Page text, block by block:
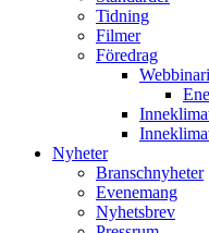
Tidning
Filmer
Föredrag
Nyheter
Branschnyheter
Evenemang
Nyhetsbrev